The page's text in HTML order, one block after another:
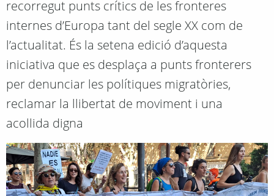
recorregut punts crítics de les fronteres
internes d’Europa tant del segle XX com de
l’actualitat. És la setena edició d’aquesta
iniciativa que es desplaça a punts fronterers
per denunciar les polítiques migratòries,
reclamar la llibertat de moviment i una
acollida digna